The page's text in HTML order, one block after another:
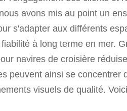
avons mis au point un
s'adapter aux différents
à long terme en mer.
navires de croisière
peuvent ainsi se
visuels de qualité.